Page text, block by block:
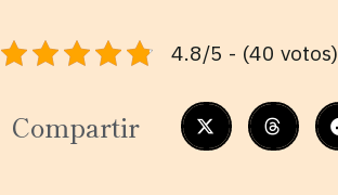
4.8/5 - (40 votos)
Compartir